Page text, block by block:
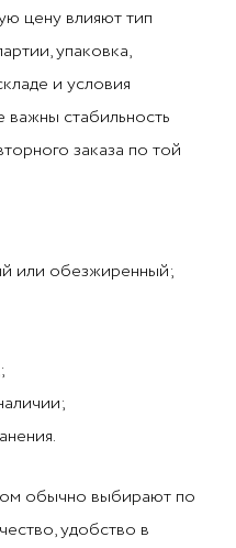
цену влияют тип
упаковка,
и условия
важны стабильность
заказа по той
или обезжиренный;
обычно выбирают по
удобство в